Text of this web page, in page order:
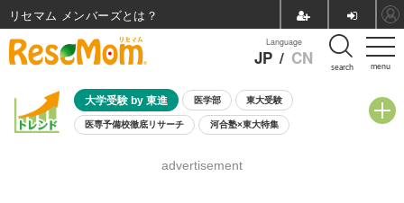
menu
Language
JP / CN search
大学受験 by 東進 医学部 東大受験
医専予備校徹底リサーチ 河合塾×東大特集
8月開催学校説明会・相談会
advertisement
リセマム メンバーズ